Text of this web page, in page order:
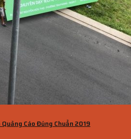
Cáo Đúng Chuẩn 2019